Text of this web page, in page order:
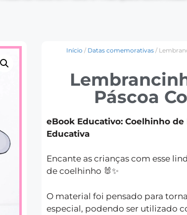
Início / Datas comemorativas/
Páscoa
eBook Educativo: Coelhinho de
Educativa
Encante as crianças com esse
de coelhinho 🐰✨
O material foi pensado para
especial, podendo ser utilizado